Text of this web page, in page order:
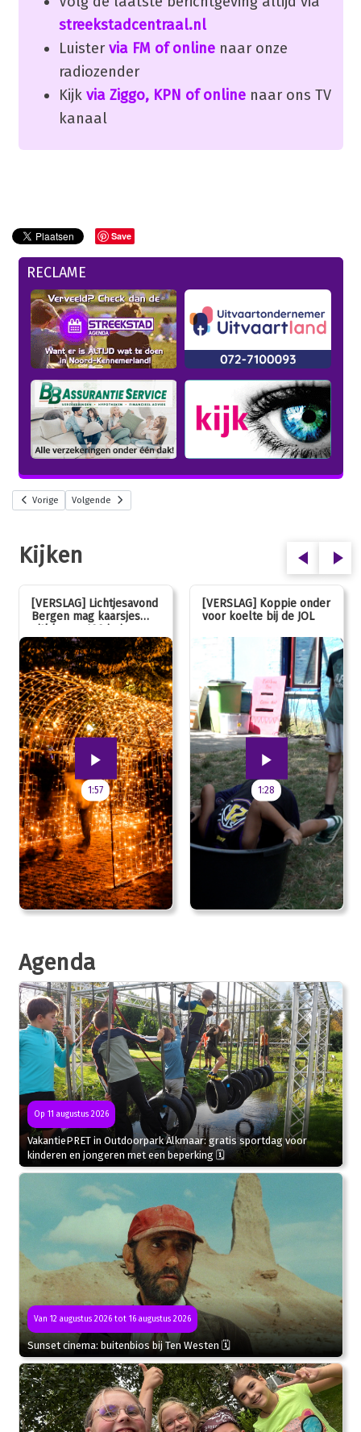
streekstadcentraal.nl
Luister via FM of onlinenaar onze
radiozender
Kijk via Ziggo, KPN of onlinenaar ons TV
kanaal
Save
RECLAME
Vorige Volgende
Kijken
[VERSLAG] Lichtjesavond
Bergen mag kaarsjes
uitblazen: 100 jarig
jubileum!
1:57
[VERSLAG] Koppie onder
voor koelte bij de JOL
1:28
Agenda
Op 11 augustus 2026
VakantiePRET in Outdoorpark Alkmaar: gratis sportdag voor
kinderen en jongeren met een beperking 🗓
Van 12 augustus 2026 tot 16 augustus 2026
Sunset cinema: buitenbios bij Ten Westen 🗓